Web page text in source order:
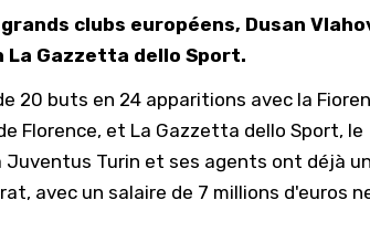
clubs européens, Dusan
Gazzetta dello Sport.
20 buts en 24 apparitions avec la
Florence, et La Gazzetta dello Sport, le
Juventus Turin et ses agents ont déjà un
avec un salaire de 7 millions d'euros